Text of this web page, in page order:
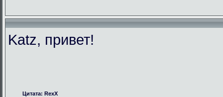
Katz, привет!
Цитата: RexX